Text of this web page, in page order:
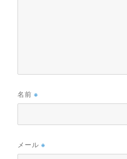
名前※
メール※